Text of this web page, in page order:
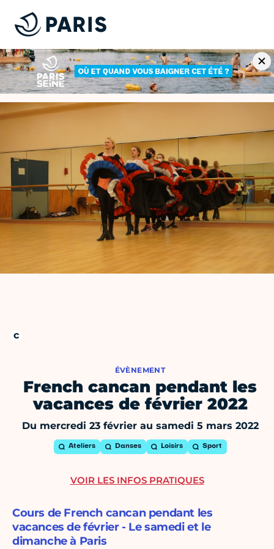
ÉVÈNEMENT
French cancan pendant les
vacances de février 2022
Du mercredi 23 février au samedi 5 mars 2022
Ateliers Danses Loisirs Sport
Cours de French cancan pendant les
vacances de février - Le samedi et le
dimanche à Paris
VOIR LES INFOS PRATIQUES